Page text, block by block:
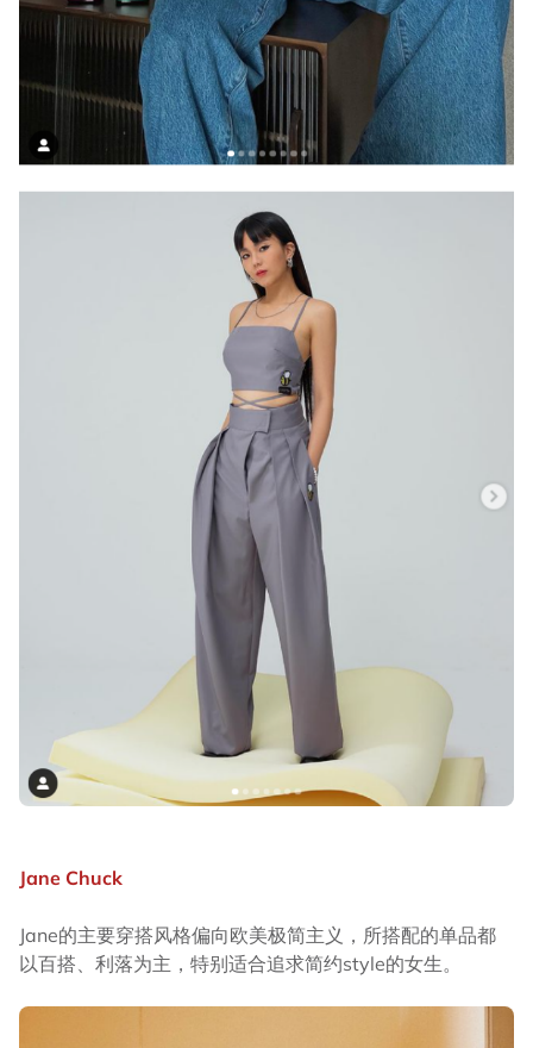
Jane Chuck
Jane的主要穿搭风格偏向欧美极简主义，所搭配的单品都
以百搭、利落为主，特别适合追求简约style的女生。